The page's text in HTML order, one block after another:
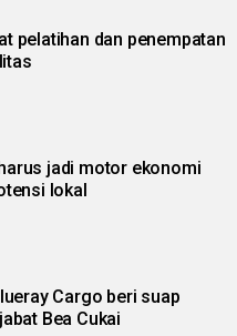
pelatihan dan penempatan
jadi motor ekonomi
lokal
Cargo beri suap
Bea Cukai